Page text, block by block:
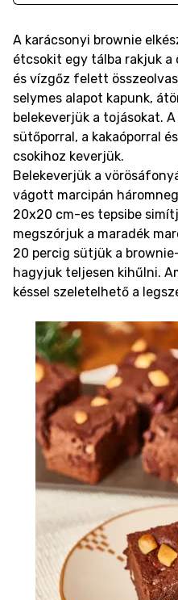
A karácsonyi brownie
étcsokit egy tálba rakjuk
és vízgőz felett
selymes alapot kapunk,
belekeverjük a tojásokat.
sütőporral, a kakaóporral
csokihoz keverjük.
Belekeverjük a
vágott marcipán
20x20 cm-es tepsibe
megszórjuk a maradék
20 percig sütjük a
hagyjuk teljesen kihűlni.
késsel szeletelhető a